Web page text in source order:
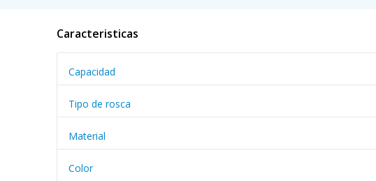
Caracteristicas
Capacidad
Tipo de rosca
Material
Color